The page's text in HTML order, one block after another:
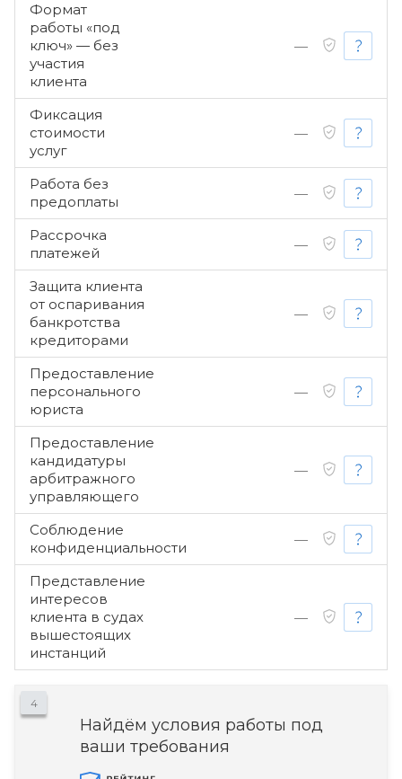
Формат
работы «под
ключ» — без
участия
клиента
—
Фиксация
стоимости
услуг
—
Работа без
предоплаты
—
Рассрочка
платежей
—
Защита клиента
от оспаривания
банкротства
кредиторами
—
Предоставление
персонального
юриста
—
Предоставление
кандидатуры
арбитражного
управляющего
—
Соблюдение
конфиденциальности
—
Представление
интересов
клиента в судах
вышестоящих
инстанций
—
4
Найдём условия работы под
ваши требования